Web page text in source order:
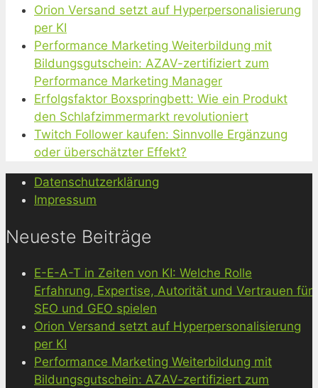
Orion Versand setzt auf Hyperpersonalisierung
per KI
Performance Marketing Weiterbildung mit
Bildungsgutschein: AZAV-zertifiziert zum
Performance Marketing Manager
Erfolgsfaktor Boxspringbett: Wie ein Produkt
den Schlafzimmermarkt revolutioniert
Twitch Follower kaufen: Sinnvolle Ergänzung
oder überschätzter Effekt?
Datenschutzerklärung
Impressum
Neueste Beiträge
E-E-A-T in Zeiten von KI: Welche Rolle
Erfahrung, Expertise, Autorität und Vertrauen für
SEO und GEO spielen
Orion Versand setzt auf Hyperpersonalisierung
per KI
Performance Marketing Weiterbildung mit
Bildungsgutschein: AZAV-zertifiziert zum